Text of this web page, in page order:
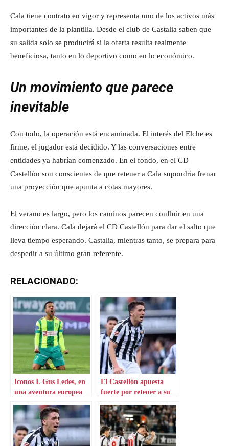
Cala tiene contrato en vigor y representa uno de los activos más
importantes de la plantilla. Desde el club de Castalia saben que
su salida solo se producirá si la oferta resulta realmente
beneficiosa, tanto en lo deportivo como en lo económico.
Un movimiento que parece
inevitable
Con todo, la operación está encaminada. El interés del Elche es
firme, el jugador está decidido. Y las conversaciones entre
entidades ya habrían comenzado. En el fondo, en el CD
Castellón son conscientes de que retener a Cala supondría frenar
una proyección que apunta a cotas mayores.
El verano es largo, pero los caminos parecen confluir en una
dirección clara. Cala dejará el CD Castellón para dar el salto que
lleva tiempo esperando. Castalia, mientras tanto, se prepara para
despedir a su último gran referente.
RELACIONADO:
Iconos I. Gus Ledes, en
una aventura europea
El Castellón apuesta
fuerte por retener a su